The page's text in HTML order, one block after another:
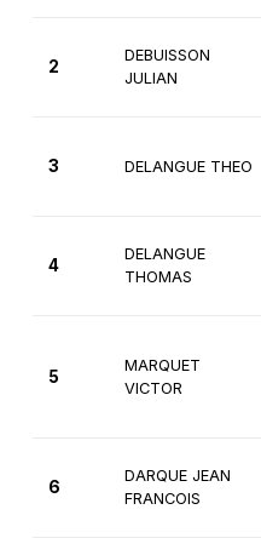
2
DEBUISSON
JULIAN
3 DELANGUE THEO
4
DELANGUE
THOMAS
5
MARQUET
VICTOR
6
DARQUE JEAN
FRANCOIS